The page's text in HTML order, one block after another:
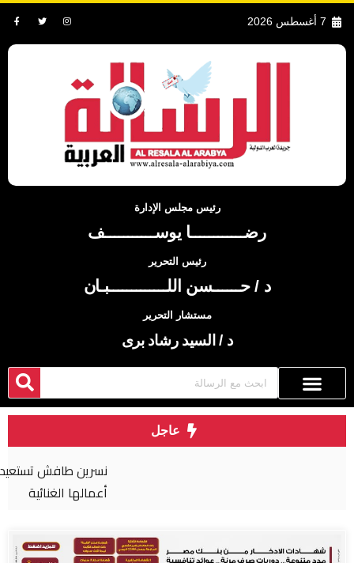
7 أغسطس 2026
رئيس مجلس الإدارة
رضــــــــــــا يوســـــــــــف
رئيس التحرير
د / حــــــسن اللـــــــــــــبـان
مستشار التحرير
د / السيد رشاد برى
عاجل
نسرين طافش تستعيد «الروقان» من كواليس أحدث